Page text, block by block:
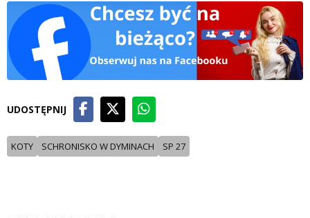
UDOSTĘPNIJ
KOTY SCHRONISKO W DYMINACH SP 27